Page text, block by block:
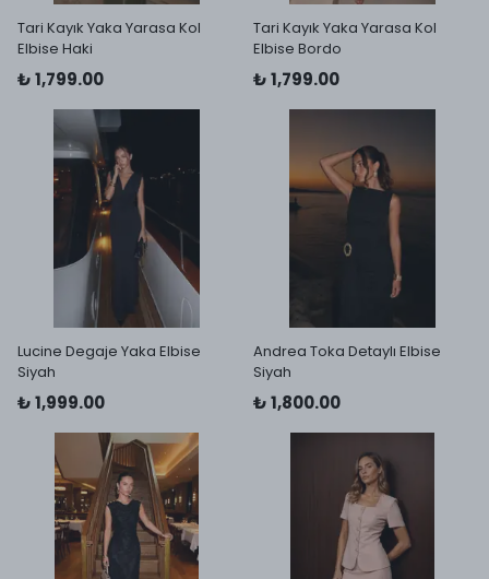
Tari Kayık Yaka Yarasa Kol
Elbise Haki
₺ 1,799.00
Tari Kayık Yaka Yarasa Kol
Elbise Bordo
₺ 1,799.00
Lucine Degaje Yaka Elbise
Siyah
₺ 1,999.00
Andrea Toka Detaylı Elbise
Siyah
₺ 1,800.00